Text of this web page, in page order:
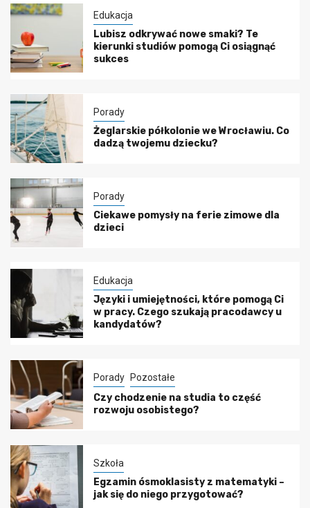
Edukacja
Lubisz odkrywać nowe smaki? Te
kierunki studiów pomogą Ci osiągnąć
sukces
Porady
Żeglarskie półkolonie we Wrocławiu. Co
dadzą twojemu dziecku?
Porady
Ciekawe pomysły na ferie zimowe dla
dzieci
Edukacja
Języki i umiejętności, które pomogą Ci
w pracy. Czego szukają pracodawcy u
kandydatów?
Porady Pozostałe
Czy chodzenie na studia to część
rozwoju osobistego?
Szkoła
Egzamin ósmoklasisty z matematyki –
jak się do niego przygotować?